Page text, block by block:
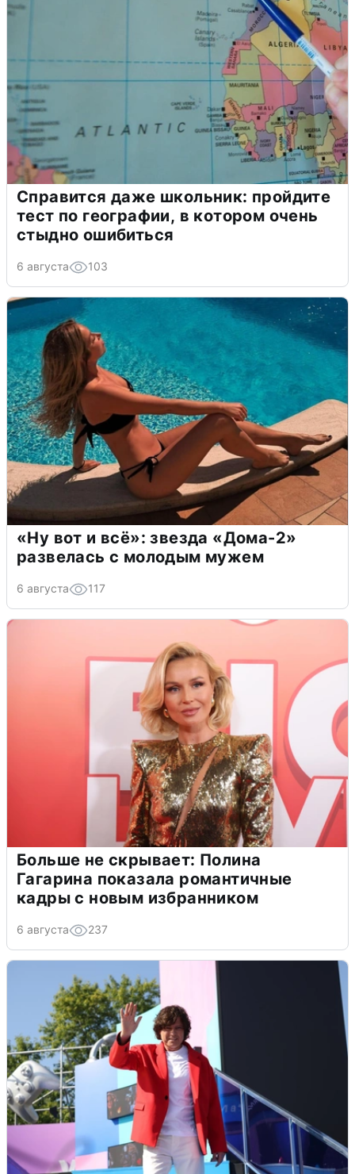
Справится даже школьник: пройдите
тест по географии, в котором очень
стыдно ошибиться
6 августа 103
«Ну вот и всё»: звезда «Дома-2»
развелась с молодым мужем
6 августа 117
Больше не скрывает: Полина
Гагарина показала романтичные
кадры с новым избранником
6 августа 237